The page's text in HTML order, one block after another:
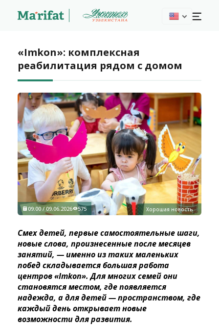
«Imkon»: комплексная
реабилитация рядом с домом
Хорошая новость
09:00 / 09.06.2026 575
Смех детей, первые самостоятельные шаги,
новые слова, произнесенные после месяцев
занятий, — именно из таких маленьких
побед складывается большая работа
центров «Imkon». Для многих семей они
становятся местом, где появляется
надежда, а для детей — пространством, где
каждый день открывает новые
возможности для развития.